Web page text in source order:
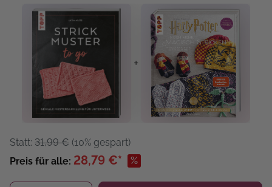
+
Statt: 31,99 € (10% gespart)
Preis für alle: 28,79 €* %